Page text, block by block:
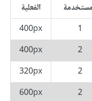
الفعلية
1
400px
2
400px
2
320px
2
600px